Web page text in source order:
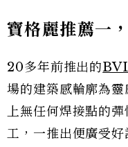
寶格麗推薦一
20多年前推出的
場的建築感輪廓為
上無任何焊接點的
工，一推出便廣受